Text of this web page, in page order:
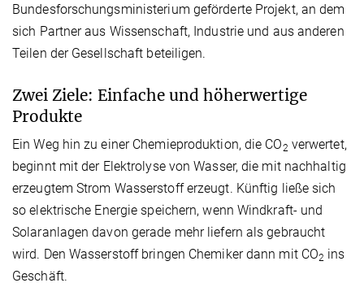
Bundesforschungsministerium geförderte Projekt, an dem
sich Partner aus Wissenschaft, Industrie und aus anderen
Teilen der Gesellschaft beteiligen.
Zwei Ziele: Einfache und höherwertige
Produkte
Ein Weg hin zu einer Chemieproduktion, die CO2 verwertet,
beginnt mit der Elektrolyse von Wasser, die mit nachhaltig
erzeugtem Strom Wasserstoff erzeugt. Künftig ließe sich
so elektrische Energie speichern, wenn Windkraft- und
Solaranlagen davon gerade mehr liefern als gebraucht
wird. Den Wasserstoff bringen Chemiker dann mit CO2 ins
Geschäft.